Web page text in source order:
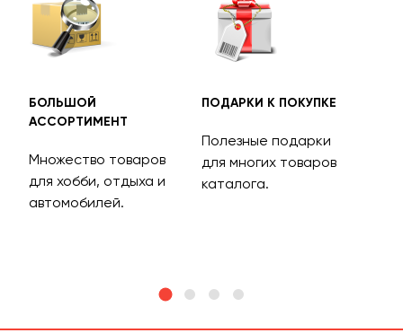
БОЛЬШОЙ
АССОРТИМЕНТ
Множество товаров
для хобби, отдыха и
автомобилей.
ПОДАРКИ К ПОКУПКЕ
Полезные подарки
для многих товаров
каталога.